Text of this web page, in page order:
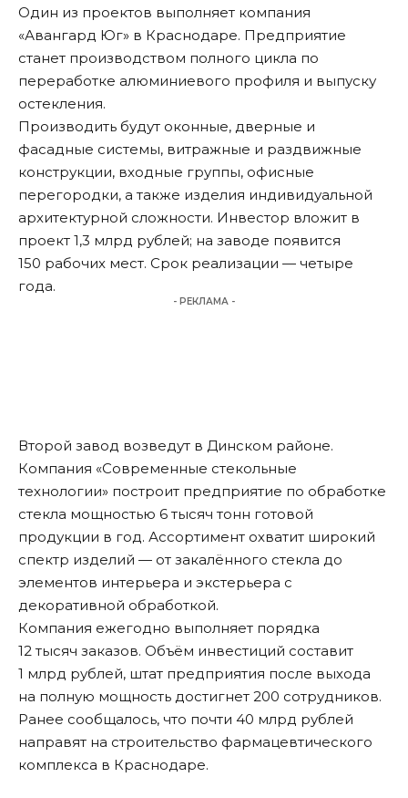
Один из проектов выполняет компания
«Авангард Юг» в Краснодаре. Предприятие
станет производством полного цикла по
переработке алюминиевого профиля и выпуску
остекления.
Производить будут оконные, дверные и
фасадные системы, витражные и раздвижные
конструкции, входные группы, офисные
перегородки, а также изделия индивидуальной
архитектурной сложности. Инвестор вложит в
проект 1,3 млрд рублей; на заводе появится
150 рабочих мест. Срок реализации — четыре
года.
- РЕКЛАМА -
Второй завод возведут в Динском районе.
Компания «Современные стекольные
технологии» построит предприятие по обработке
стекла мощностью 6 тысяч тонн готовой
продукции в год. Ассортимент охватит широкий
спектр изделий — от закалённого стекла до
элементов интерьера и экстерьера с
декоративной обработкой.
Компания ежегодно выполняет порядка
12 тысяч заказов. Объём инвестиций составит
1 млрд рублей, штат предприятия после выхода
на полную мощность достигнет 200 сотрудников.
Ранее сообщалось, что почти 40 млрд рублей
направят на строительство фармацевтического
комплекса в Краснодаре.